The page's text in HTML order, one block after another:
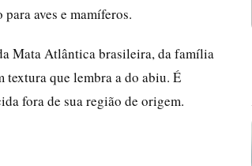
aves e mamíferos.
Mata Atlântica brasileira, da família
textura que lembra a do abiu. É
fora de sua região de origem.